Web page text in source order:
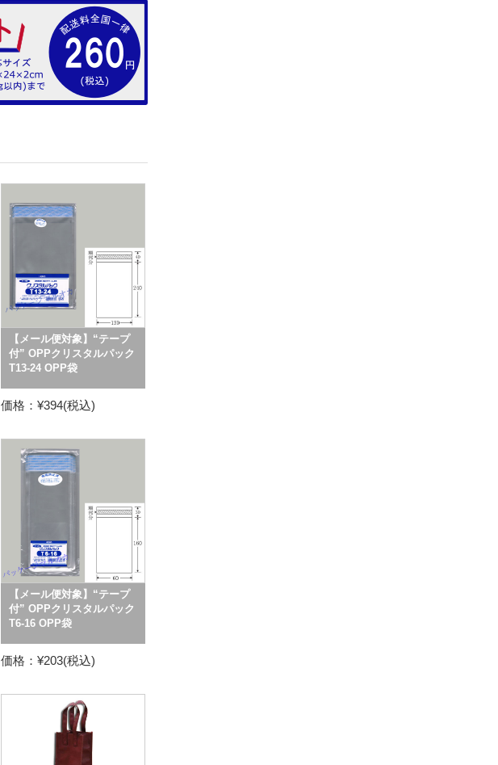
【メール便対象】“テープ
付” OPPクリスタルパック
T13-24 OPP袋
価格：¥394(税込)
【メール便対象】“テープ
付” OPPクリスタルパック
T6-16 OPP袋
価格：¥203(税込)